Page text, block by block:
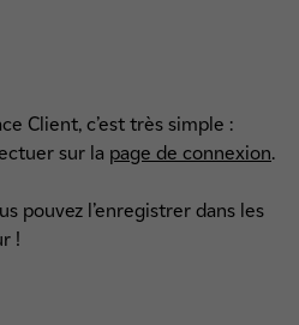
Client, c’est très simple :
sur la page de connexion.
pouvez l’enregistrer dans les
!